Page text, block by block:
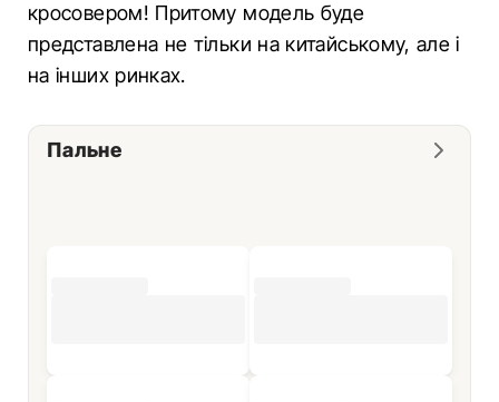
кросовером! Притому модель буде
представлена не тільки на китайському, але і
на інших ринках.
Пальне